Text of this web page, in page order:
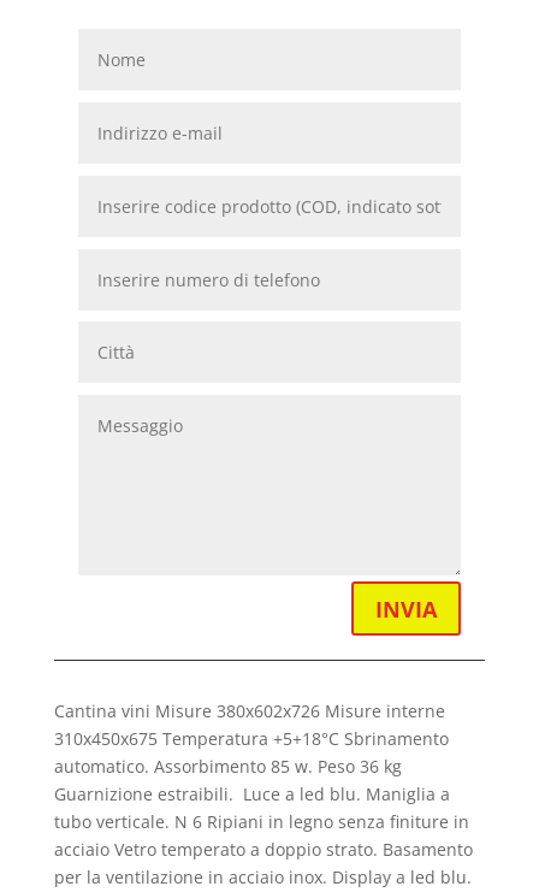
INVIA
Cantina vini Misure 380x602x726 Misure interne
310x450x675 Temperatura +5+18°C Sbrinamento
automatico. Assorbimento 85 w. Peso 36 kg
Guarnizione estraibili. Luce a led blu. Maniglia a
tubo verticale. N 6 Ripiani in legno senza finiture in
acciaio Vetro temperato a doppio strato. Basamento
per la ventilazione in acciaio inox. Display a led blu.